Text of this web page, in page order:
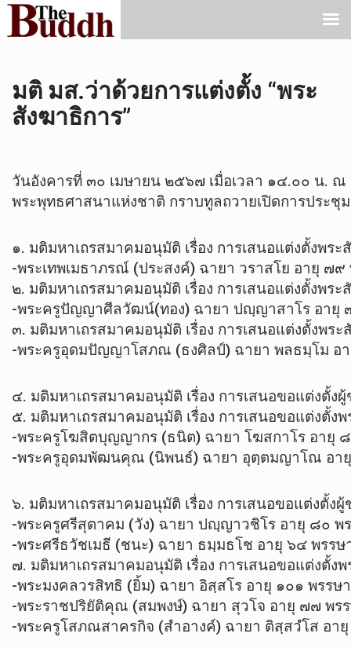
มติ มส.ว่าด้วยการแต่งตั้ง “พระ
สังฆาธิการ”
วันอังคารที่ ๓๐ เมษายน ๒๕๖๗ เมื่อเวลา ๑๔.๐๐ น. ณ
พระพุทธศาสนาแห่งชาติ กราบทูลถวายเปิดการประชุ
๑. มติมหาเถรสมาคมอนุมัติ เรื่อง การเสนอแต่งตั้งพ
-พระเทพเมธาภรณ์ (ประสงค์) ฉายา วราสโย อายุ
๒. มติมหาเถรสมาคมอนุมัติ เรื่อง การเสนอแต่งตั้งพ
-พระครูปัญญาศีลวัฒน์(ทอง) ฉายา ปญฺญาสาโร อายุ ๗
๓. มติมหาเถรสมาคมอนุมัติ เรื่อง การเสนอแต่งตั้งพร
-พระครูอุดมปัญญาโสภณ (ธงศิลป์) ฉายา พลธมฺโม อา
๔. มติมหาเถรสมาคมอนุมัติ เรื่อง การเสนอขอแต่งตั้
๕. มติมหาเถรสมาคมอนุมัติ เรื่อง การเสนอขอแต่งตั้
-พระครูโฆสิตบุญญากร (ธนิต) ฉายา โฆสกาโร อายุ ๘
-พระครูอุดมพัฒนคุณ (นิพนธ์) ฉายา อุตฺตมญาโณ อายุ
๖. มติมหาเถรสมาคมอนุมัติ เรื่อง การเสนอขอแต่งตั้
-พระครูศรีสุตาคม (วัง) ฉายา ปญฺญาวชิโร อายุ ๘๐ พ
-พระศรีธวัชเมธี (ชนะ) ฉายา ธมฺมธโช อายุ ๖๔ พรร
๗. มติมหาเถรสมาคมอนุมัติ เรื่อง การเสนอขอแต่งตั้
-พระมงคลวรสิทธิ (ยิ้ม) ฉายา อิสฺสโร อายุ ๑๐๑ พรร
-พระราชปริยัติคุณ (สมพงษ์) ฉายา สุวโจ อายุ ๗๗ พร
-พระครูโสภณสาครกิจ (สำอางค์) ฉายา ติสฺสวํโส อา